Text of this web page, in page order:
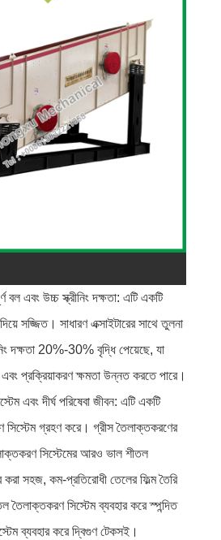
পর্দা এবং ইস্পাত প্লেট পাঞ্চিং
স্ক্রীনিং চাহিদা মেটাতে পারে।
এবং উচ্চ স্ক্রীনিং দক্ষতা: এটি একটি
সজ্জিত। সাধারণ এক্সাইটারের সাথে তুলনা
দক্ষতা 20%-30% বৃদ্ধি পেয়েছে, যা
এবং প্রক্রিয়াকরণ ক্ষমতা উন্নত করতে পারে।
এবং দীর্ঘ পরিষেবা জীবন: এটি একটি
গ্রহণ করে। গ্রীস তৈলাক্তকরণের
সিস্টেমের আরও ভাল শীতল
করা সহজ, কম-প্রতিরোধী তেলের ফিল্ম তৈরি
সিস্টেম ব্যবহার করে স্পন্দিত
ব্যবহার করে দ্বিগুণ টেকসই।